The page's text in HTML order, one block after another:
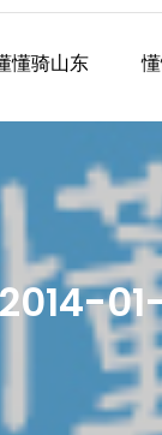
习群内容
懂骑山东
2014-